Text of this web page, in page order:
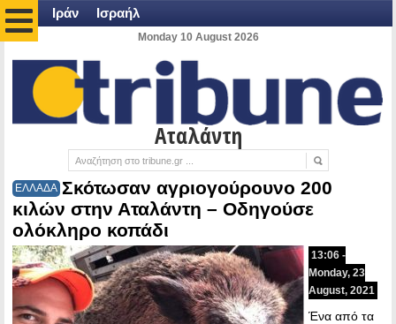
Ιράν Ισραήλ
Monday 10 August 2026
Αταλάντη
ΕΛΛΑΔΑ Σκότωσαν αγριογούρουνο 200
κιλών στην Αταλάντη – Οδηγούσε
ολόκληρο κοπάδι
13:06 -
Monday, 23
August, 2021
Ένα από τα